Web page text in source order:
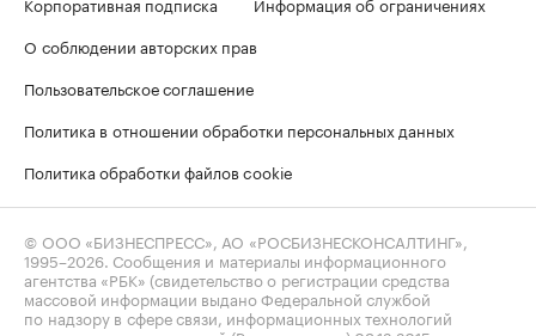
О соблюдении авторских прав
Пользовательское соглашение
Политика в отношении обработки персональных данных
Политика обработки файлов cookie
© ООО «БИЗНЕСПРЕСС», АО «РОСБИЗНЕСКОНСАЛТИНГ»,
1995–2026 . Сообщения и материалы информационного
агентства «РБК» (свидетельство о регистрации средства
массовой информации выдано Федеральной службой
по надзору в сфере связи, информационных технологий